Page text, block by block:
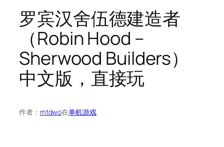
罗宾汉舍伍德建造者
（Robin Hood –
Sherwood Builders）
中文版，直接玩
作者： mtdwo在单机游戏